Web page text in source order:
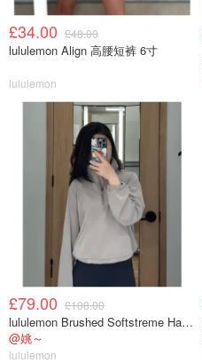
£34.00 £48.00
lululemon Align 高腰短裤 6寸
lululemon
£79.00 £108.00
lululemon Brushed Softstreme Half Zip 半拉链上衣
@姚～
lululemon